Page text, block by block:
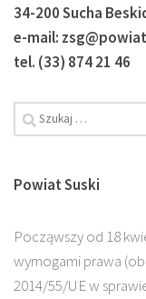
34-200 Sucha
e-mail:
tel. (33) 874 21 46
Szukaj:
Powiat Suski
Począwszy od 18
wymogami prawa
2014/55/UE w